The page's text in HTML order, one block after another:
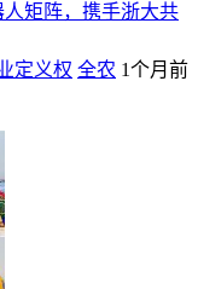
矩阵，携手浙大共
定义权 全农 1个月前